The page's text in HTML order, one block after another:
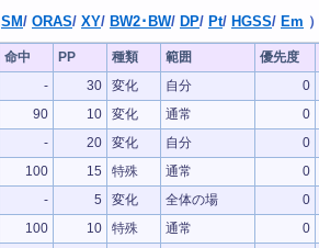
SM/ ORAS/ XY/ BW2･BW/ DP/ Pt/ HGSS/ Em ）
命中 PP 種類 範囲 優先度
- 30 変化 自分 0
90 10 変化 通常 0
- 20 変化 自分 0
100 15 特殊 通常 0
- 5 変化 全体の場 0
100 10 特殊 通常 0